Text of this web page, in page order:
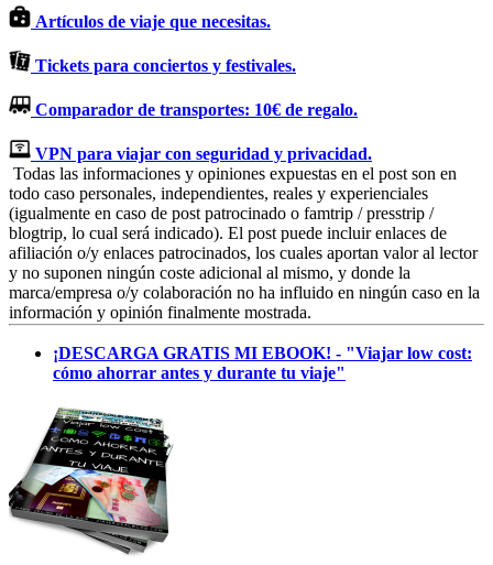
Artículos de viaje que necesitas.
Tickets para conciertos y festivales.
Comparador de transportes: 10€ de regalo.
VPN para viajar con seguridad y privacidad.
Todas las informaciones y opiniones expuestas en el post son en
todo caso personales, independientes, reales y experienciales
(igualmente en caso de post patrocinado o famtrip / presstrip /
blogtrip, lo cual será indicado). El post puede incluir enlaces de
afiliación o/y enlaces patrocinados, los cuales aportan valor al lector
y no suponen ningún coste adicional al mismo, y donde la
marca/empresa o/y colaboración no ha influido en ningún caso en la
información y opinión finalmente mostrada.
¡DESCARGA GRATIS MI EBOOK! - "Viajar low cost:
cómo ahorrar antes y durante tu viaje"